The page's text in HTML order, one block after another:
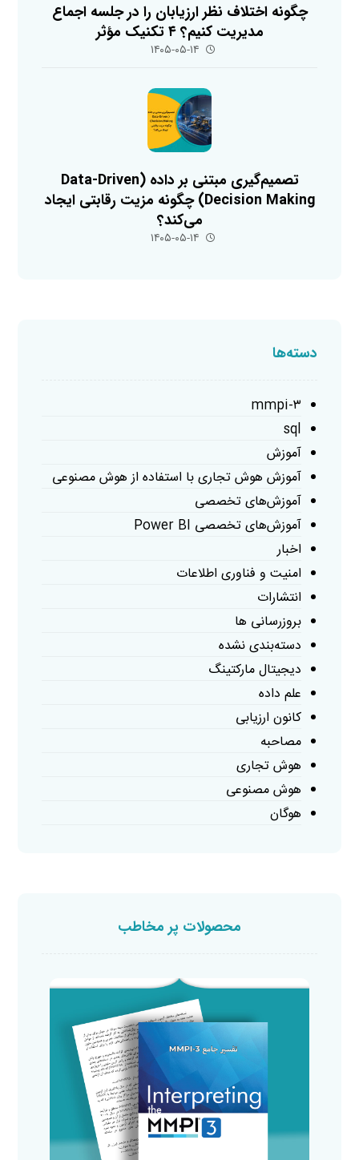
چگونه اختلاف نظر ارزیابان را در جلسه اجماع
مدیریت کنیم؟ ۴ تکنیک مؤثر
۱۴۰۵-۰۵-۱۴
تصمیم‌گیری مبتنی بر داده (Data-Driven
Decision Making) چگونه مزیت رقابتی ایجاد
می‌کند؟
۱۴۰۵-۰۵-۱۴
دسته‌ها
mmpi-۳
sql
آموزش
آموزش هوش تجاری با استفاده از هوش مصنوعی
آموزش‌های تخصصی
آموزش‌های تخصصی Power BI
اخبار
امنیت و فناوری اطلاعات
انتشارات
بروزرسانی ها
دسته‌بندی نشده
دیجیتال مارکتینگ
علم داده
کانون ارزیابی
مصاحبه
هوش تجاری
هوش مصنوعی
هوگان
محصولات پر مخاطب